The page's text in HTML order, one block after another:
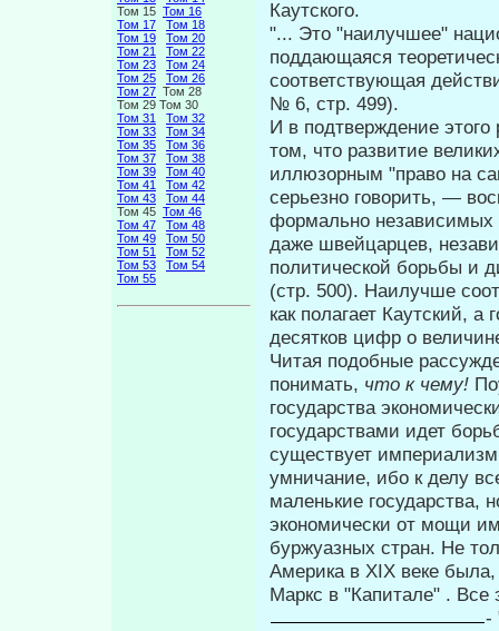
Том 15 Том 16
Том 17
Том 18
Том 19
Том 20
Том 21
Том 22
Том 23
Том 24
Том 25
Том 26
Том 27 Том 28
Том 29 Том 30
Том 31
Том 32
Том 33
Том 34
Том 35
Том 36
Том 37
Том 38
Том 39
Том 40
Том 41
Том 42
Том 43
Том 44
Том 45 Том 46
Том 47
Том 48
Том 49
Том 50
Том 51
Том 52
Том 53
Том 54
Том 55
Каутского.
"... Это "наилучшее"
поддающаяся
соответствующая
№ 6, стр. 499).
И в подтверждение
том, что развитие
иллюзорным "право на
серьезно говорить, —
формально независимых
даже швейцарцев,
политической борьбы и
(стр. 500). Наилучше
как полагает Каутский,
десят­ков цифр о
Читая подобные
пони­мать, что к чему!
государства
государствами идет
существует
умничание, ибо к делу
маленькие государства,
экономически от мощи
буржу­азных стран. Не
Америка в XIX ве­ке
Маркс в "Капитале" . Все
-